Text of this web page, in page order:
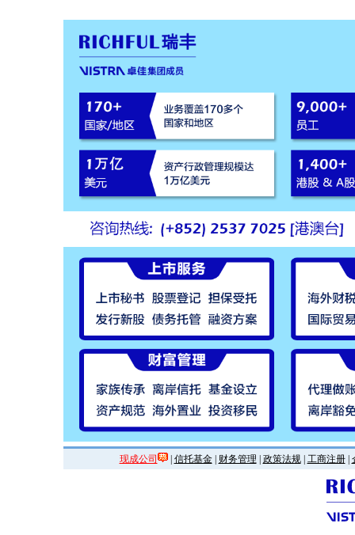
现成公司 | 信托基金| 财务管理 政策法规| 工商注册|